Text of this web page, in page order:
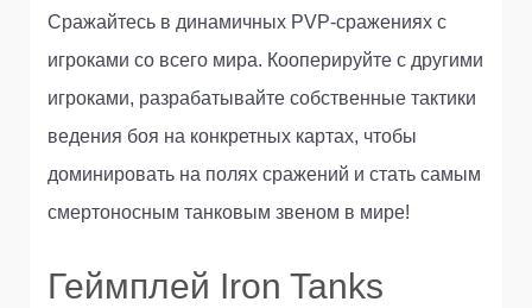
Сражайтесь в динамичных PVP-сражениях с
игроками со всего мира. Кооперируйте с другими
игроками, разрабатывайте собственные тактики
ведения боя на конкретных картах, чтобы
доминировать на полях сражений и стать самым
смертоносным танковым звеном в мире!
Геймплей Iron Tanks